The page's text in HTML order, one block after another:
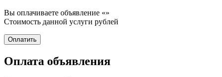
Вы оплачиваете объявление «»
Стоимость данной услуги рублей
Оплата объявления